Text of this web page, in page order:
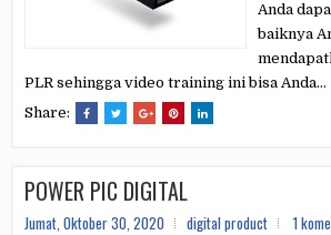
Anda
baiknya
PLR sehingga video training ini bisa Anda...
Share:
POWER PIC DIGITAL
Jumat, Oktober 30, 2020 digital product 1